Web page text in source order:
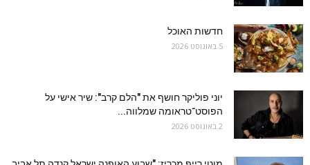
חדשות האוכל
5 באוגוסט 2026
יוני פוליקר חושף את "הלם קרב": שיר אישי על
הפוסט־טראומה שמלווה...
2 באוגוסט 2026